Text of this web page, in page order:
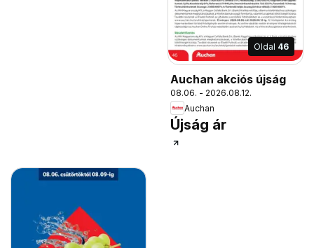
Oldal 46
Auchan akciós újság
08.06. - 2026.08.12.
Auchan
Újság ár